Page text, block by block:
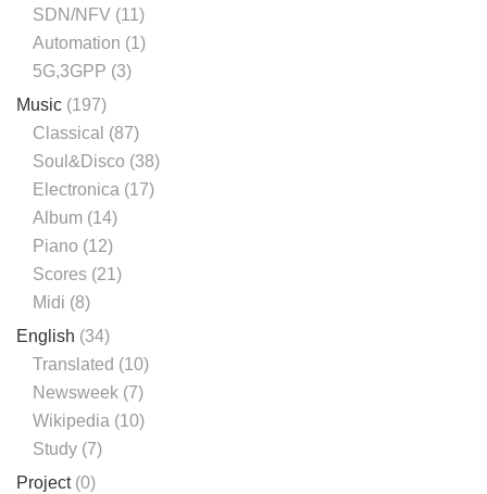
SDN/NFV (11)
Automation (1)
5G,3GPP (3)
Music (197)
Classical (87)
Soul&Disco (38)
Electronica (17)
Album (14)
Piano (12)
Scores (21)
Midi (8)
English (34)
Translated (10)
Newsweek (7)
Wikipedia (10)
Study (7)
Project (0)